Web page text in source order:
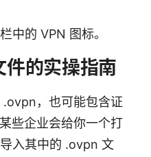
中的 VPN 图标。
的实操指南
，也可能包含证
些企业会给你一个打
入其中的 .ovpn 文